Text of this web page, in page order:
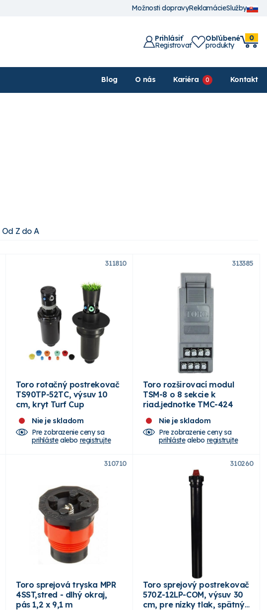
Možnosti dopravyReklamácieSlužby
Prihlásiť
Registrovať
Obľúbené
produkty
0
Blog O nás Kariéra Kontakt
Od Z do A
311810
Toro rotačný postrekovač
TS90TP-52TC, výsuv 10
cm, kryt Turf Cup
Nie je skladom
Pre zobrazenie ceny sa
prihlástealebo registrujte
313385
Toro rozširovací modul
TSM-8 o 8 sekcie k
riad.jednotke TMC-424
Nie je skladom
Pre zobrazenie ceny sa
prihlástealebo registrujte
310710
Toro sprejová tryska MPR
4SST,stred - dlhý okraj,
pás 1,2 x 9,1 m
310260
Toro sprejový postrekovač
570Z-12LP-COM, výsuv 30
cm, pre nízky tlak, spätný